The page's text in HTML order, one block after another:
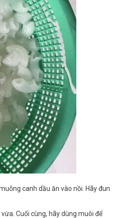
canh dầu ăn vào nồi. Hãy đun
Cuối cùng, hãy dùng muôi để